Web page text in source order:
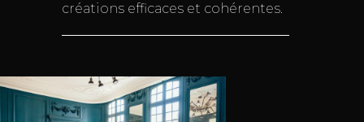
créations efficaces et cohérentes.